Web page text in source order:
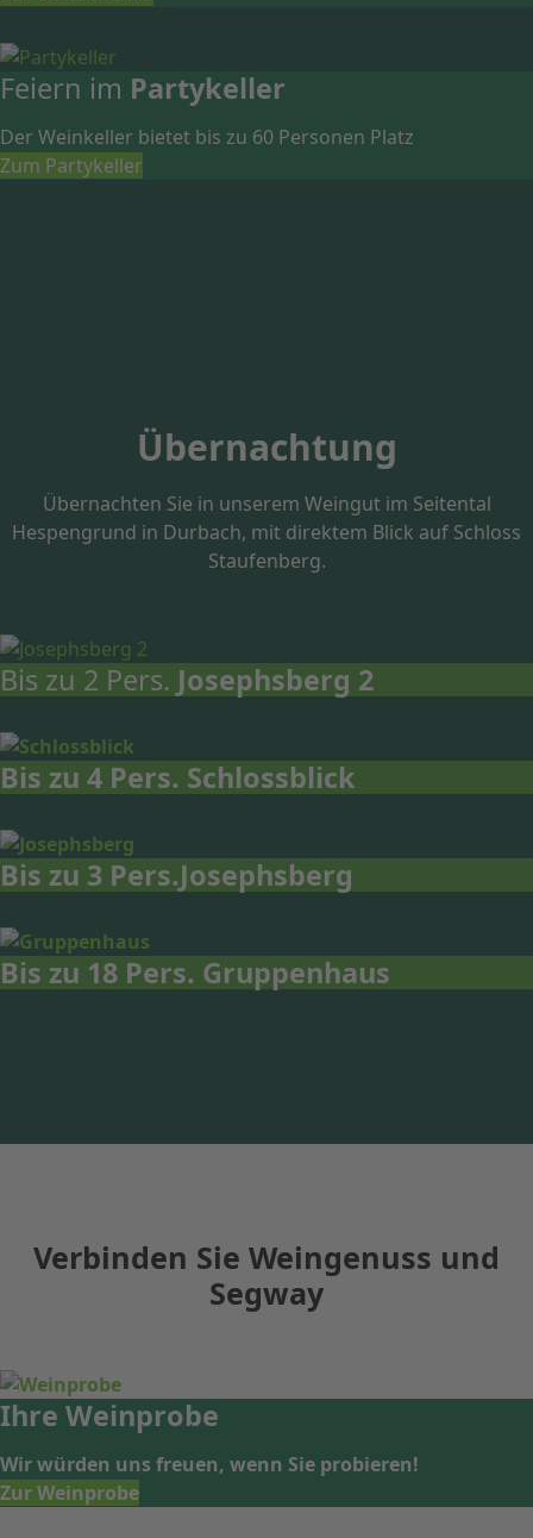
Feiern im Partykeller
Der Weinkeller bietet bis zu 60 Personen Platz
Zum Partykeller
Übernachtung
Übernachten Sie in unserem Weingut im Seitental
Hespengrund in Durbach, mit direktem Blick auf Schloss
Staufenberg.
Bis zu 2 Pers. Josephsberg 2
Bis zu 4 Pers. Schlossblick
Bis zu 3 Pers.Josephsberg
Bis zu 18 Pers. Gruppenhaus
Verbinden Sie Weingenuss und
Segway
Ihre Weinprobe
Wir würden uns freuen, wenn Sie probieren!
Zur Weinprobe